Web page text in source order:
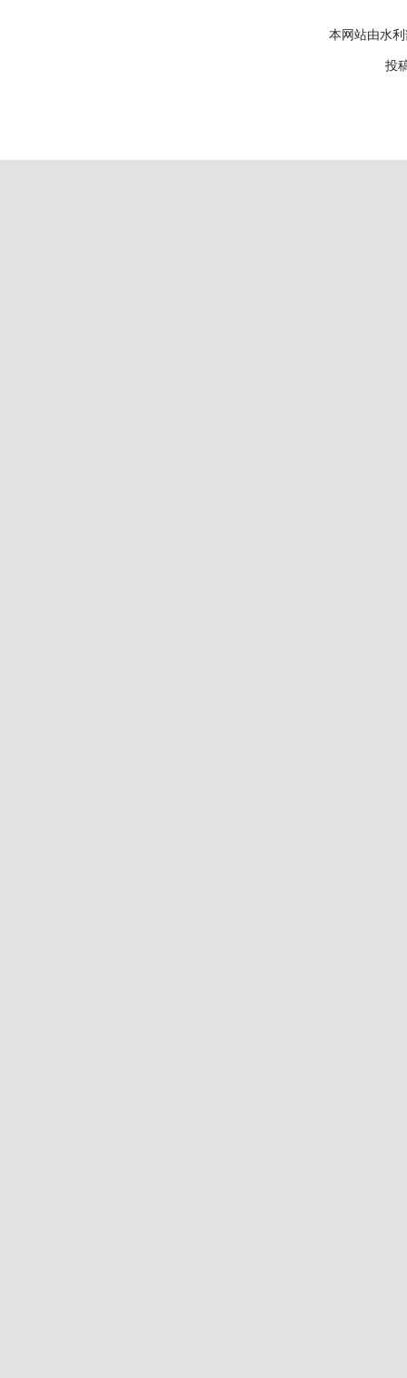
本网站由水
投